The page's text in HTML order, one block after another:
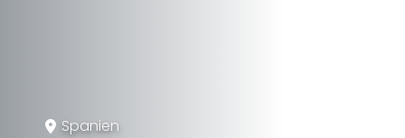
Spanien